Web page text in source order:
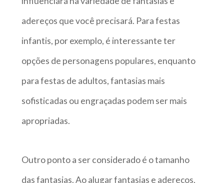
adereços que você precisará. Para festas
infantis, por exemplo, é interessante ter
opções de personagens populares, enquanto
para festas de adultos, fantasias mais
sofisticadas ou engraçadas podem ser mais
apropriadas.
Outro ponto a ser considerado é o tamanho
das fantasias. Ao alugar fantasias e adereços,